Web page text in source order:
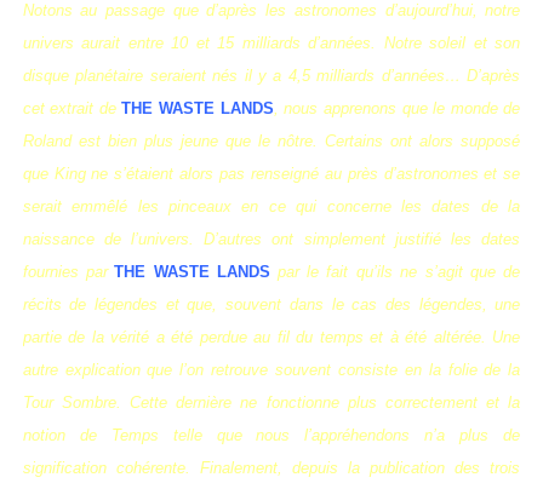
Notons au passage que d’après les astronomes d’aujourd’hui, notre
univers aurait entre 10 et 15 milliards d’années. Notre soleil et son
disque planétaire seraient nés il y a 4,5 milliards d’années… D’après
cet extrait deTHE WASTE LANDS, nous apprenons que le monde de
Roland est bien plus jeune que le nôtre. Certains ont alors supposé
que King ne s’étaient alors pas renseigné au près d’astronomes et se
serait emmêlé les pinceauxen ce qui concerne les dates de la
naissance de l’univers. D’autres ont simplement justifié les dates
fournies par THE WASTE LANDS par le fait qu’ils ne s’agit que de
récits de légendes et que, souvent dans le cas des légendes, une
partie de la vérité a été perdue au fil du temps et à été altérée. Une
autre explication que l’on retrouve souvent consiste en la folie de la
Tour Sombre. Cette dernière ne fonctionne plus correctement et la
notion de Temps telle que nous l’appréhendons n’a plus de
signification cohérente. Finalement, depuis la publication des trois